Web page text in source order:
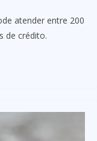
atender entre 200
de crédito.